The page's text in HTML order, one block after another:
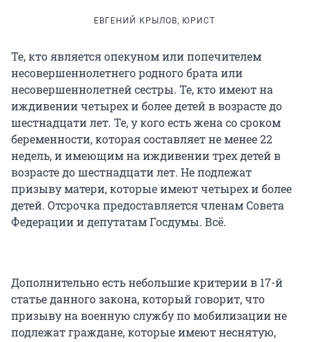
ЕВГЕНИЙ КРЫЛОВ, ЮРИСТ
Те, кто является опекуном или попечителем
несовершеннолетнего родного брата или
несовершеннолетней сестры. Те, кто имеют на
иждивении четырех и более детей в возрасте до
шестнадцати лет. Те, у кого есть жена со сроком
беременности, которая составляет не менее 22
недель, и имеющим на иждивении трех детей в
возрасте до шестнадцати лет. Не подлежат
призыву матери, которые имеют четырех и более
детей. Отсрочка предоставляется членам Совета
Федерации и депутатам Госдумы. Всё.
Дополнительно есть небольшие критерии в 17-й
статье данного закона, который говорит, что
призыву на военную службу по мобилизации не
подлежат граждане, которые имеют неснятую,